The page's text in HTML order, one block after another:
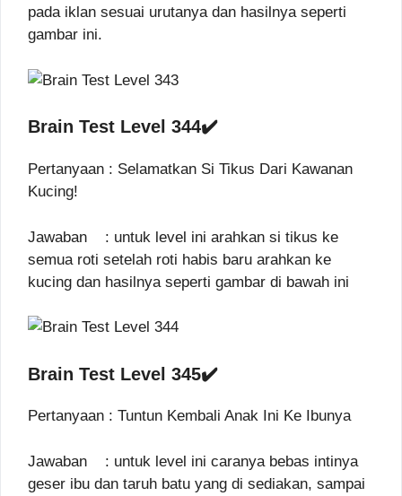
pada iklan sesuai urutanya dan hasilnya seperti
gambar ini.
Brain Test Level 344✔️
Pertanyaan : Selamatkan Si Tikus Dari Kawanan
Kucing!
Jawaban : untuk level ini arahkan si tikus ke
semua roti setelah roti habis baru arahkan ke
kucing dan hasilnya seperti gambar di bawah ini
Brain Test Level 345✔️
Pertanyaan : Tuntun Kembali Anak Ini Ke Ibunya
Jawaban : untuk level ini caranya bebas intinya
geser ibu dan taruh batu yang di sediakan, sampai